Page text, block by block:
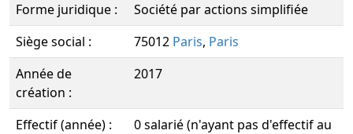
Forme juridique :
Société par actions simplifiée
Siège social :
75012 Paris, Paris
Année de
création :
2017
Effectif (année) :
0 salarié (n'ayant pas d'effectif au